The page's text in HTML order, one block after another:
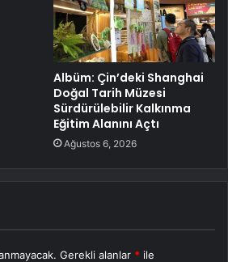
Albüm: Çin’deki Shanghai
Doğal Tarih Müzesi
Sürdürülebilir Kalkınma
Eğitim Alanını Açtı
Ağustos 6, 2026
Gerekli alanlar * ile